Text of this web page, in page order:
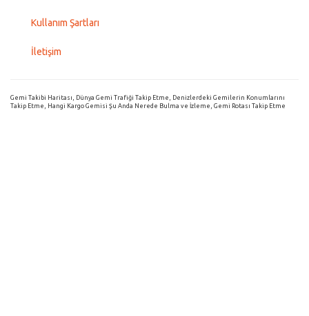
Kullanım Şartları
İletişim
Gemi Takibi Haritası, Dünya Gemi Trafiği Takip Etme, Denizlerdeki Gemilerin Konumlarını
Takip Etme, Hangi Kargo Gemisi Şu Anda Nerede Bulma ve İzleme, Gemi Rotası Takip Etme